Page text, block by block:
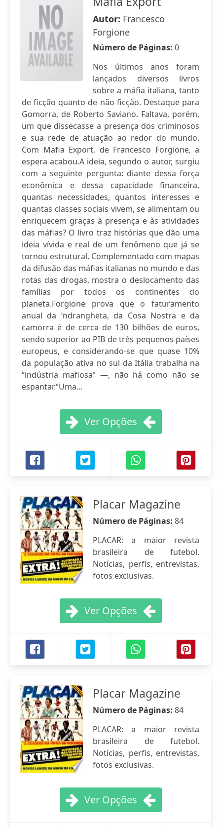
Autor: Francesco
Forgione
Número de Páginas: 0
Nos últimos anos foram
lançados diversos livros
sobre a máfia italiana, tanto
de ficção quanto de não ficção. Destaque para
Gomorra, de Roberto Saviano. Faltava, porém,
um que dissecasse a presença dos criminosos
e sua rede de atuação ao redor do mundo.
Com Mafia Export, de Francesco Forgione, a
espera acabou.A ideia, segundo o autor, surgiu
com a seguinte pergunta: diante dessa força
econômica e dessa capacidade financeira,
quantas necessidades, quantos interesses e
quantas classes sociais vivem, se alimentam ou
enriquecem graças à presença e às atividades
das máfias? O livro traz histórias que dão uma
ideia vívida e real de um fenômeno que já se
tornou estrutural. Complementado com mapas
da difusão das máfias italianas no mundo e das
rotas das drogas, mostra o deslocamento das
famílias por todos os continentes do
planeta.Forgione prova que o faturamento
anual da ’ndrangheta, da Cosa Nostra e da
camorra é de cerca de 130 bilhões de euros,
sendo superior ao PIB de três pequenos países
europeus, e considerando-se que quase 10%
da população ativa no sul da Itália trabalha na
“indústria mafiosa” —, não há como não se
espantar.“Uma...
Ver Opções
Placar Magazine
Número de Páginas: 84
PLACAR: a maior revista
brasileira de futebol.
Notícias, perfis, entrevistas,
fotos exclusivas.
Ver Opções
Placar Magazine
Número de Páginas: 84
PLACAR: a maior revista
brasileira de futebol.
Notícias, perfis, entrevistas,
fotos exclusivas.
Ver Opções